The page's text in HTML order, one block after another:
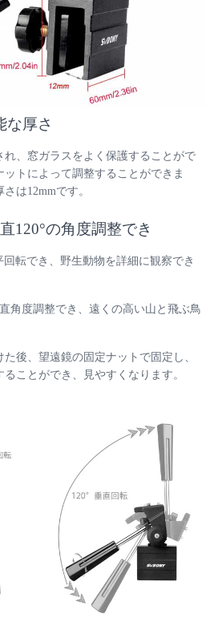
な厚さ
、窓ガラスをよく保護することがで
トによって調整することができま
は12mmです。
120°の角度調整でき
回転でき、野生動物を詳細に観察でき
角度調整でき、遠くの高い山と飛ぶ鳥
後、望遠鏡の固定ナットで固定し、
ことができ、見やすくなります。